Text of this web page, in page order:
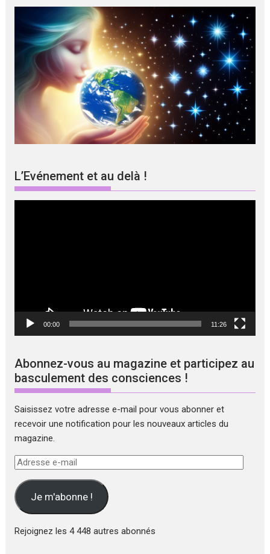
L’Evénement et au delà !
00:00 11:26
Abonnez-vous au magazine et participez au
basculement des consciences !
Saisissez votre adresse e-mail pour vous abonner et
recevoir une notification pour les nouveaux articles du
magazine.
Adresse
mail Je m'abonne !
Rejoignez les 4 448 autres abonnés